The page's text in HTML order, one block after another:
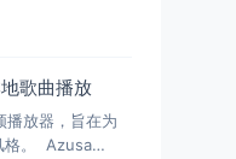
歌曲播放
放器，旨在为
格。 Azusa